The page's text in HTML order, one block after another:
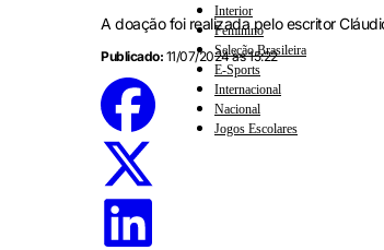
Interior
Feminino
Seleção Brasileira
E-Sports
Internacional
Nacional
Jogos Escolares
A doação foi realizada pelo escritor
Publicado: 11/07/2024 às 15:22